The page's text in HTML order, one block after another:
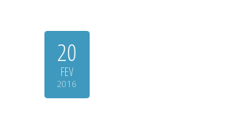
20
FEV
2016